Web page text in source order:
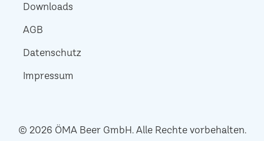
Downloads
AGB
Datenschutz
Impressum
© 2026 ÖMA Beer GmbH. Alle Rechte vorbehalten.